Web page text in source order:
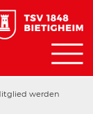
werden